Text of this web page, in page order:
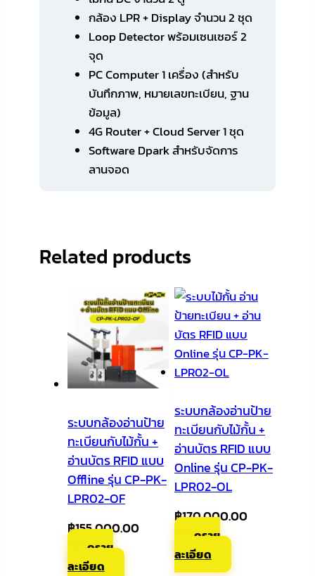
กล้อง LPR + Display จำนวน 2 ชุด
Loop Detector พร้อมเซนเซอร์ 2
จุด
PC Computer 1 เครื่อง (สำหรับ
บันทึกภาพ, หมายเลขทะเบียน, ฐาน
ข้อมูล)
4G Router + Cloud Server 1 ชุด
Software Dpark สำหรับจัดการ
ลานจอด
Related products
ระบบกล้องอ่านป้าย
ทะเบียนกับไม้กั้น +
อ่านบัตร RFID แบบ
Offline รุ่น CP-PK-
LPR02-OF
฿155,000.00
ดูราย
ละเอียด
ระบบกล้องอ่านป้าย
ทะเบียนกับไม้กั้น +
อ่านบัตร RFID แบบ
Online รุ่น CP-PK-
LPR02-OL
฿170,000.00
ดูราย
ละเอียด